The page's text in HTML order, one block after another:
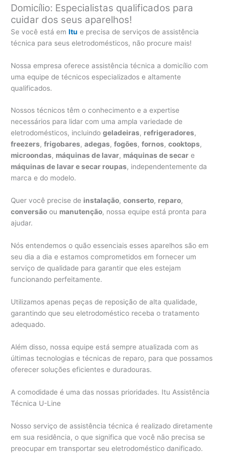
Domicílio: Especialistas qualificados para
cuidar dos seus aparelhos!
Se você está emItu e precisa de serviços de assistência
técnica para seus eletrodomésticos, não procure mais!
Nossa empresa oferece assistência técnica a domicílio com
uma equipe de técnicos especializados e altamente
qualificados.
Nossos técnicos têm o conhecimento e a expertise
necessários para lidar com uma ampla variedade de
eletrodomésticos, incluindogeladeiras, refrigeradores,
freezers,frigobares,adegas,fogões,fornos,cooktops,
microondas, máquinas de lavar, máquinas de secar e
máquinas de lavar e secar roupas, independentemente da
marca e do modelo.
Quer você precise de instalação,conserto, reparo,
conversão ou manutenção, nossa equipe está pronta para
ajudar.
Nós entendemos o quão essenciais esses aparelhos são em
seu dia a dia e estamos comprometidos em fornecer um
serviço de qualidade para garantir que eles estejam
funcionando perfeitamente.
Utilizamos apenas peças de reposição de alta qualidade,
garantindo que seu eletrodoméstico receba o tratamento
adequado.
Além disso, nossa equipe está sempre atualizada com as
últimas tecnologias e técnicas de reparo, para que possamos
oferecer soluções eficientes e duradouras.
A comodidade é uma das nossas prioridades. Itu Assistência
Técnica U-Line
Nosso serviço de assistência técnica é realizado diretamente
em sua residência, o que significa que você não precisa se
preocupar em transportar seu eletrodoméstico danificado.